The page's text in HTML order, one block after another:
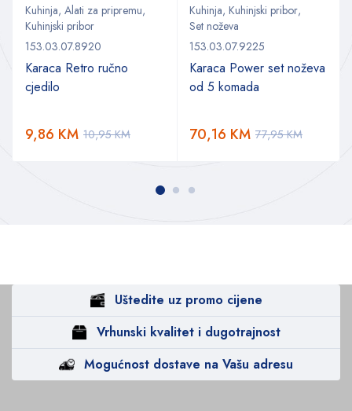
Kuhinja, Alati za pripremu,
Kuhinjski pribor
153.03.07.8920
Karaca Retro ručno
cjedilo
10,95KM
9,86 KM
Kuhinja, Kuhinjski pribor,
Set noževa
153.03.07.9225
Karaca Power set noževa
od 5 komada
77,95KM
70,16 KM
Uštedite uz promo cijene
Vrhunski kvalitet i dugotrajnost
Mogućnost dostave na Vašu adresu